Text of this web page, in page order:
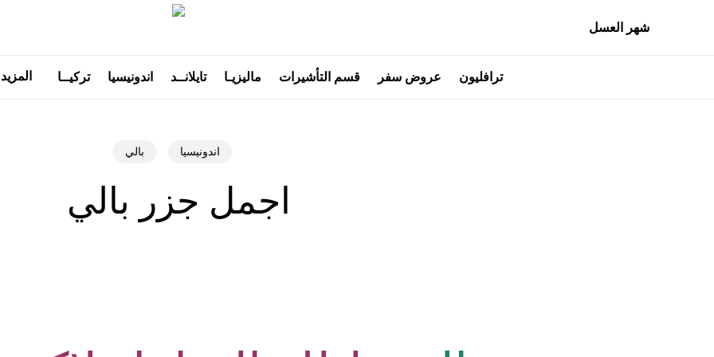
شهر العسل
ترافليون عروض سفر قسم التأشيرات ماليزيـا تايلانــد اندونيسيا تركيــا المزيد
اندونيسيا بالي
اجمل جزر بالي